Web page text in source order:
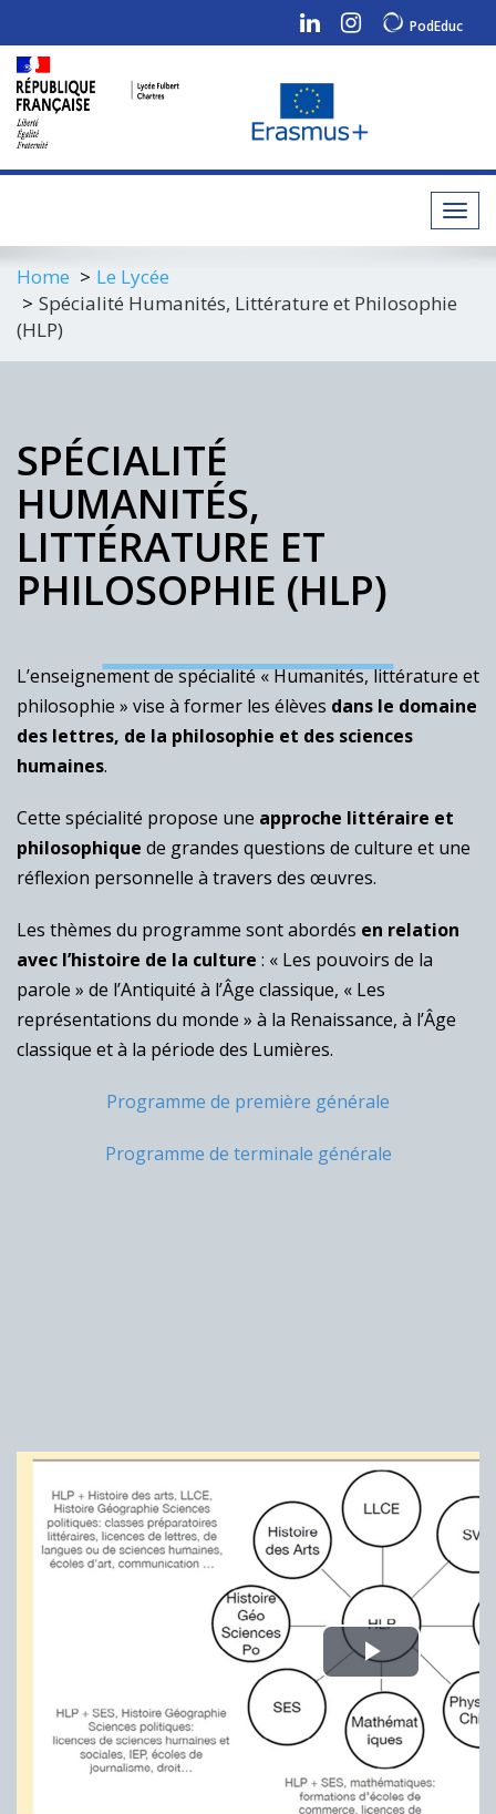
PodEduc
Home
Le Lycée
Spécialité Humanités, Littérature et Philosophie
(HLP)
SPÉCIALITÉ
HUMANITÉS,
LITTÉRATURE ET
PHILOSOPHIE (HLP)
L’enseignement de spécialité « Humanités, littérature et
philosophie » vise à former les élèves dans le domaine
des lettres, de la philosophie et des sciences
humaines.
Cette spécialité propose une approche littéraire et
philosophique de grandes questions de culture et une
réflexion personnelle à travers des œuvres.
Les thèmes du programme sont abordés en relation
avec l’histoire de la culture : « Les pouvoirs de la
parole » de l’Antiquité à l’Âge classique, « Les
représentations du monde » à la Renaissance, à l’Âge
classique et à la période des Lumières.
Programme de première générale
Programme de terminale générale